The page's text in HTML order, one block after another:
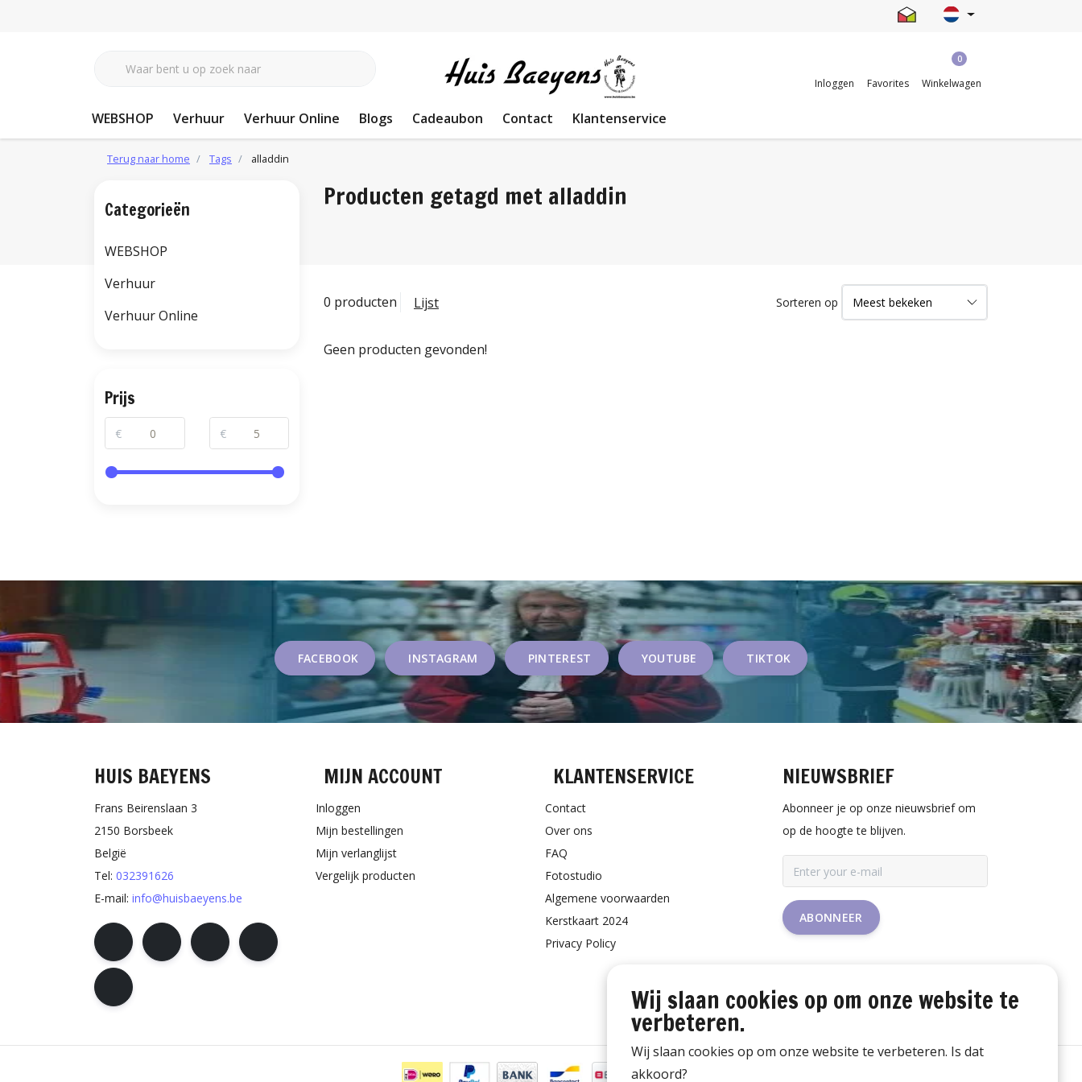
Inloggen Favorites
0
Winkelwagen
WEBSHOP Verhuur Verhuur Online Blogs Cadeaubon Contact Klantenservice
Terug naar home Tags alladdin
Producten getagd met alladdin
0 producten Lijst Sorteren op
Geen producten gevonden!
Categorieën
WEBSHOP
Verhuur
Verhuur Online
Prijs
€ €
FACEBOOK INSTAGRAM PINTEREST YOUTUBE TIKTOK
HUIS BAEYENS
Frans Beirenslaan 3
2150 Borsbeek
België
Tel: 032391626
E-mail: info@huisbaeyens.be
MIJN ACCOUNT
Inloggen
Mijn bestellingen
Mijn verlanglijst
Vergelijk producten
KLANTENSERVICE
Contact
Over ons
FAQ
Fotostudio
Algemene voorwaarden
Kerstkaart 2024
Privacy Policy
NIEUWSBRIEF
Abonneer je op onze nieuwsbrief om
op de hoogte te blijven.
ABONNEER
Wij slaan cookies op om onze website te
verbeteren.
Wij slaan cookies op om onze website te verbeteren. Is dat
akkoord?